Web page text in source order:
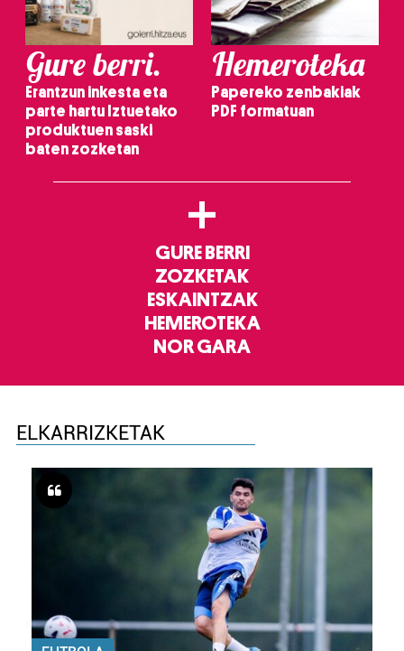
Gure berri.
Erantzun inkesta eta
parte hartu Iztuetako
produktuen saski
baten zozketan
Hemeroteka
Papereko zenbakiak
PDF formatuan
+
GURE BERRI
ZOZKETAK
ESKAINTZAK
HEMEROTEKA
NOR GARA
ELKARRIZKETAK